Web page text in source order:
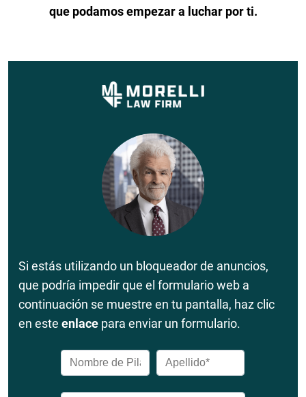
que podamos empezar a luchar por ti.
Si estás utilizando un bloqueador de anuncios,
que podría impedir que el formulario web a
continuación se muestre en tu pantalla, haz clic
en este enlace para enviar un formulario.